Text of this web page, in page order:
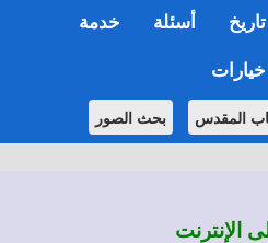
تاريخ أسئلة خدمة
خيارات
المقدس بحث الصور
الإنترنت